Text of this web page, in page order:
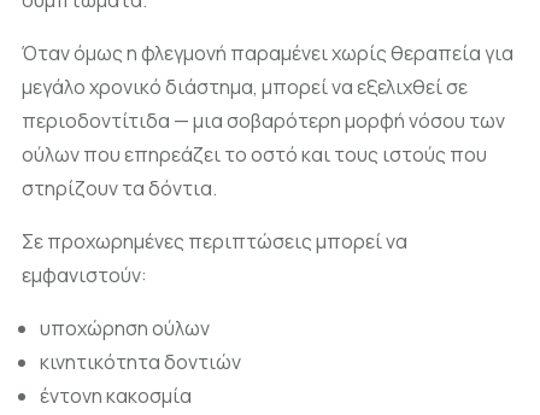
Όταν όμως η φλεγμονή παραμένει χωρίς θεραπεία για
μεγάλο χρονικό διάστημα, μπορεί να εξελιχθεί σε
περιοδοντίτιδα — μια σοβαρότερη μορφή νόσου των
ούλων που επηρεάζει το οστό και τους ιστούς που
στηρίζουν τα δόντια.
Σε προχωρημένες περιπτώσεις μπορεί να
εμφανιστούν:
υποχώρηση ούλων
κινητικότητα δοντιών
έντονη κακοσμία